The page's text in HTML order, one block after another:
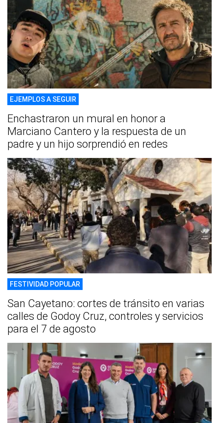
EJEMPLOS A SEGUIR
Enchastraron un mural en honor a
Marciano Cantero y la respuesta de un
padre y un hijo sorprendió en redes
FESTIVIDAD POPULAR
San Cayetano: cortes de tránsito en varias
calles de Godoy Cruz, controles y servicios
para el 7 de agosto